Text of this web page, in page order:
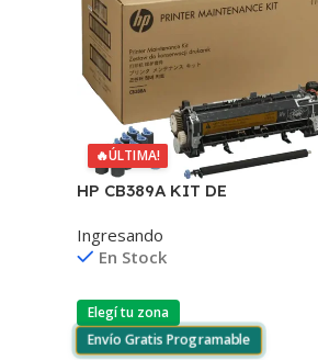
🔥ÚLTIMA!
HP CB389A KIT DE
P4014/4015/4515 225.000 CPS
Ingresando
En Stock
Elegí tu zona
Envío Gratis Programable